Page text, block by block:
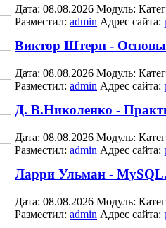
Дата: 08.08.2026 Модуль:
Разместил: admin Адрес сайта:
Виктор Штерн -
Дата: 08.08.2026 Модуль:
Разместил: admin Адрес сайта:
Д. В.Николенко -
Дата: 08.08.2026 Модуль:
Разместил: admin Адрес сайта:
Ларри Ульман -
Дата: 08.08.2026 Модуль:
Разместил: admin Адрес сайта: